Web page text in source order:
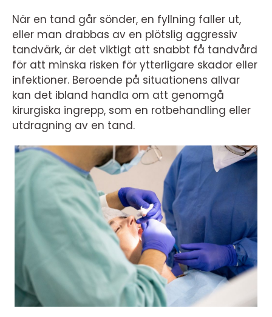
När en tand går sönder, en fyllning faller ut,
eller man drabbas av en plötslig aggressiv
tandvärk, är det viktigt att snabbt få tandvård
för att minska risken för ytterligare skador eller
infektioner. Beroende på situationens allvar
kan det ibland handla om att genomgå
kirurgiska ingrepp, som en rotbehandling eller
utdragning av en tand.